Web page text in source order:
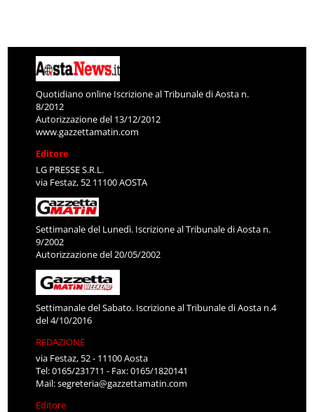
Quotidiano online Iscrizione al Tribunale di Aosta n.
8/2012
Autorizzazione del 13/12/2012
www.gazzettamatin.com
Editore
LG PRESSE S.R.L.
via Festaz, 52 11100 AOSTA
Settimanale del Lunedì. Iscrizione al Tribunale di Aosta n.
9/2002
Autorizzazione del 20/05/2002
Settimanale del Sabato. Iscrizione al Tribunale di Aosta n.4
del 4/10/2016
REDAZIONE
via Festaz, 52 - 11100 Aosta
Tel: 0165/231711 - Fax: 0165/1820141
Mail:segreteria@gazzettamatin.com
Editore